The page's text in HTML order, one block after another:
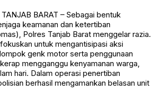
BARAT – Sebagai bentuk
keamanan dan ketertiban
Polres Tanjab Barat menggelar razia.
untuk mengantisipasi aksi
genk motor serta penggunaan
mengganggu kenyamanan warga,
hari. Dalam operasi penertiban
berhasil mengamankan belasan unit